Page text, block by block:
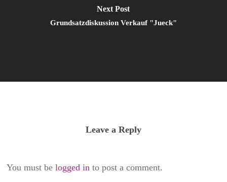
Next Post
Grundsatzdiskussion Verkauf "Jueck"
Leave a Reply
You must belogged in to post a comment.